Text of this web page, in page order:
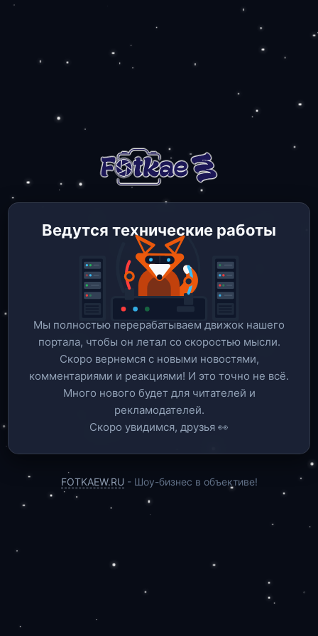
Ведутся технические работы
Мы полностью перерабатываем движок нашего
портала, чтобы он летал со скоростью мысли.
Скоро вернемся c новыми новостями,
комментариями и реакциями! И это точно не всё.
Много нового будет для читателей и
рекламодателей.
Скоро увидимся, друзья 👀
FOTKAEW.RU - Шоу-бизнес в объективе!